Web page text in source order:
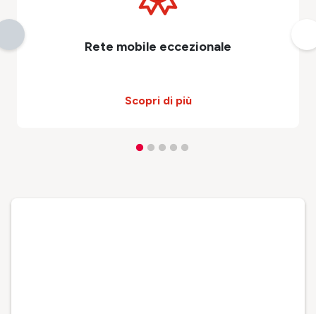
Rete mobile eccezionale
Scopri di più